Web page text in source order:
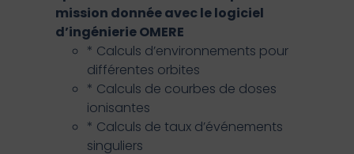
mission donnée avec le logiciel
d’ingénierie OMERE
* Calculs d’environnements pour
différentes orbites
* Calculs de courbes de doses
ionisantes
* Calculs de taux d’événements
singuliers